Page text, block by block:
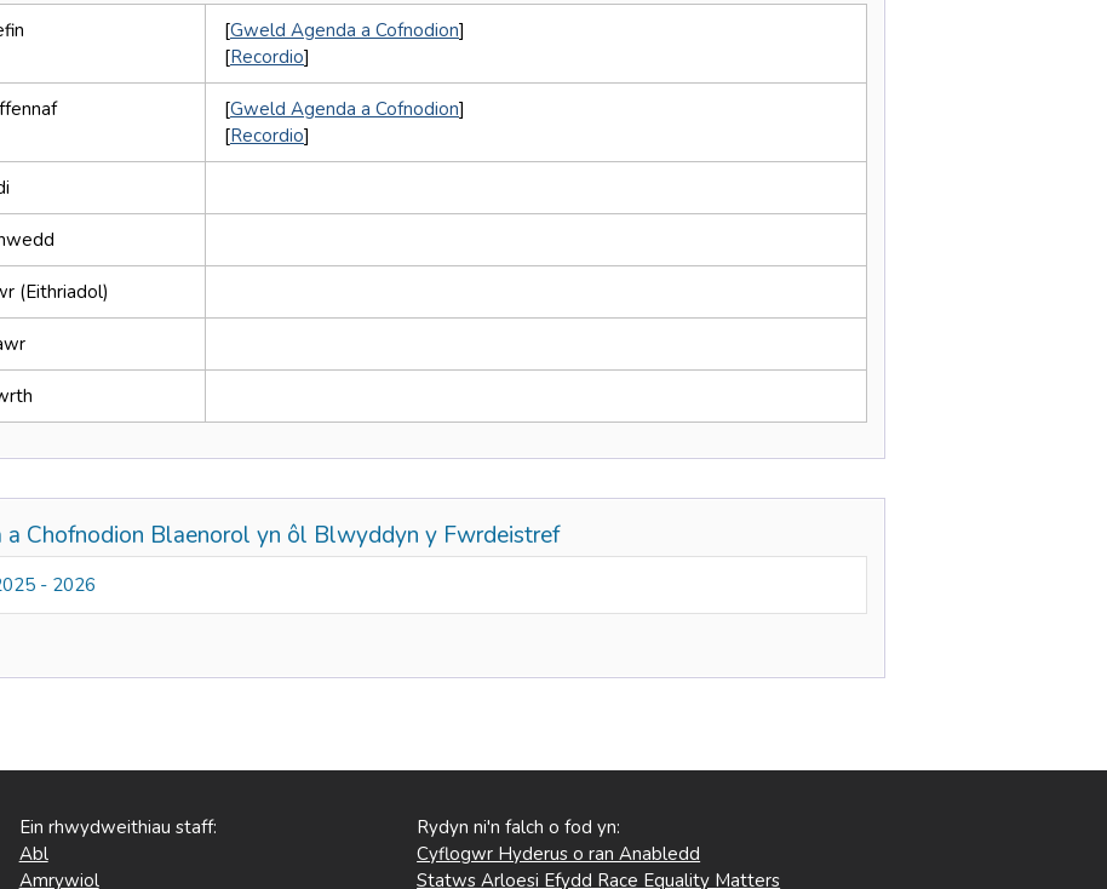
[Gweld Agenda a Cofnodion]
[Recordio]
[Gweld Agenda a Cofnodion]
[Recordio]
(Eithriadol)
a Chofnodion Blaenorol yn ôl Blwyddyn y Fwrdeistref
- 2026
Ein rhwydweithiau staff:
Abl
Amrywiol
Rydyn ni'n falch o fod yn:
Cyflogwr Hyderus o ran Anabledd
Statws Arloesi Efydd Race Equality Matters